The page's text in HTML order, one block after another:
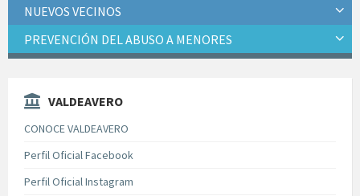
NUEVOS VECINOS
PREVENCIÓN DEL ABUSO A MENORES
VALDEAVERO
CONOCE VALDEAVERO
Perfil Oficial Facebook
Perfil Oficial Instagram